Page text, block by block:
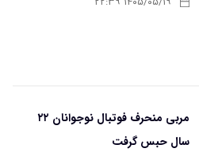
مربی منحرف فوتبال نوجوانان ۲۲
سال حبس گرفت